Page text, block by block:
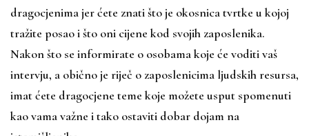
dragocjenima jer ćete znati što je okosnica tvrtke u kojoj
tražite posao i što oni cijene kod svojih zaposlenika.
Nakon što se informirate o osobama koje će voditi vaš
intervju, a obično je riječ o zaposlenicima ljudskih resursa,
imat ćete dragocjene teme koje možete usput spomenuti
kao vama važne i tako ostaviti dobar dojam na